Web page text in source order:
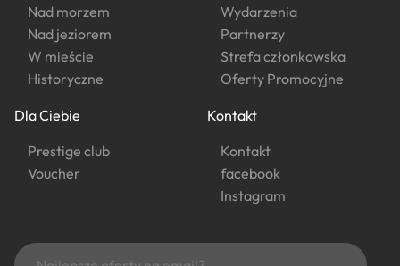
Nad morzem
Nad jeziorem
W mieście
Historyczne
Wydarzenia
Partnerzy
Strefa członkowska
Oferty Promocyjne
Dla Ciebie
Prestige club
Voucher
Kontakt
Kontakt
facebook
Instagram